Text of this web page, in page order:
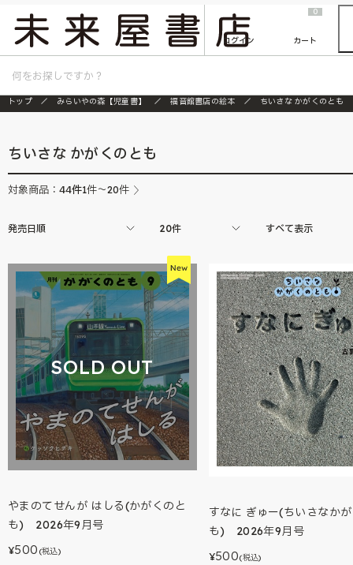
『ONE PIECE magazine 021 ONE PIECEカード付き同梱版』発売延期のご案内
ログイン
0
カート
トップ みらいやの森【児童書】 福音館書店の絵本 ちいさな かがくのとも
ちいさな かがくのとも
対象商品： 44件1件～20件
発売日順 20件 すべて表示
SOLD OUT
やまのてせんが はしる(かがくのと
も) 2026年9月号
¥500 (税込)
すなに ぎゅー(ちいさなか
も) 2026年9月号
¥500(税込)